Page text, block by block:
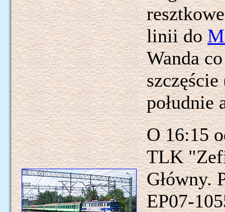
linii do
Wanda
południe
O 16:15
TLK
Główny.
EP07-